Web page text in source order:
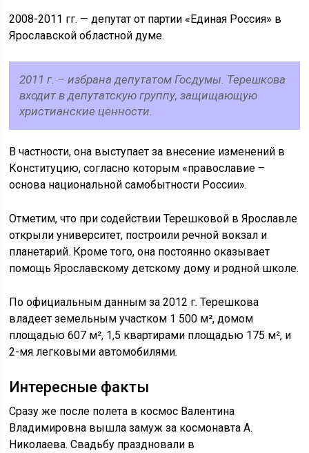
2008-2011 гг. — депутат от партии «Единая Россия» в
Ярославской областной думе.
2011 г. – избрана депутатом Госдумы. Терешкова
входит в депутатскую группу, защищающую
христианские ценности.
В частности, она выступает за внесение изменений в
Конституцию, согласно которым «православие –
основа национальной самобытности России».
Отметим, что при содействии Терешковой в Ярославле
открыли университет, построили речной вокзал и
планетарий. Кроме того, она постоянно оказывает
помощь Ярославскому детскому дому и родной школе.
По официальным данным за 2012 г. Терешкова
владеет земельным участком 1 500 м², домом
площадью 607 м², 1,5 квартирами площадью 175 м², и
2-мя легковыми автомобилями.
Интересные факты
Сразу же после полета в космос Валентина
Владимировна вышла замуж за космонавта А.
Николаева. Свадьбу праздновали в